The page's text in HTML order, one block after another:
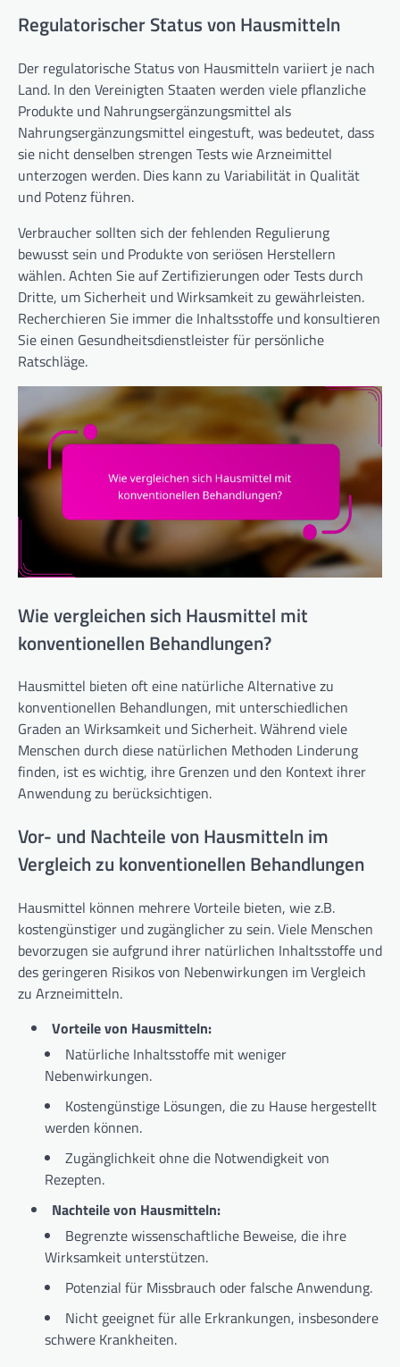
Regulatorischer Status von Hausmitteln
Der regulatorische Status von Hausmitteln variiert je nach
Land. In den Vereinigten Staaten werden viele pflanzliche
Produkte und Nahrungsergänzungsmittel als
Nahrungsergänzungsmittel eingestuft, was bedeutet, dass
sie nicht denselben strengen Tests wie Arzneimittel
unterzogen werden. Dies kann zu Variabilität in Qualität
und Potenz führen.
Verbraucher sollten sich der fehlenden Regulierung
bewusst sein und Produkte von seriösen Herstellern
wählen. Achten Sie auf Zertifizierungen oder Tests durch
Dritte, um Sicherheit und Wirksamkeit zu gewährleisten.
Recherchieren Sie immer die Inhaltsstoffe und konsultieren
Sie einen Gesundheitsdienstleister für persönliche
Ratschläge.
Wie vergleichen sich Hausmittel mit
konventionellen Behandlungen?
Hausmittel bieten oft eine natürliche Alternative zu
konventionellen Behandlungen, mit unterschiedlichen
Graden an Wirksamkeit und Sicherheit. Während viele
Menschen durch diese natürlichen Methoden Linderung
finden, ist es wichtig, ihre Grenzen und den Kontext ihrer
Anwendung zu berücksichtigen.
Vor- und Nachteile von Hausmitteln im
Vergleich zu konventionellen Behandlungen
Hausmittel können mehrere Vorteile bieten, wie z.B.
kostengünstiger und zugänglicher zu sein. Viele Menschen
bevorzugen sie aufgrund ihrer natürlichen Inhaltsstoffe und
des geringeren Risikos von Nebenwirkungen im Vergleich
zu Arzneimitteln.
Vorteile von Hausmitteln:
Natürliche Inhaltsstoffe mit weniger
Nebenwirkungen.
Kostengünstige Lösungen, die zu Hause hergestellt
werden können.
Zugänglichkeit ohne die Notwendigkeit von
Rezepten.
Nachteile von Hausmitteln:
Begrenzte wissenschaftliche Beweise, die ihre
Wirksamkeit unterstützen.
Potenzial für Missbrauch oder falsche Anwendung.
Nicht geeignet für alle Erkrankungen, insbesondere
schwere Krankheiten.